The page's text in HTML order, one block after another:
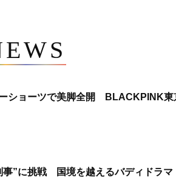
ショーツで美脚全開 BLACKPINK東
事”に挑戦 国境を越えるバディドラマ